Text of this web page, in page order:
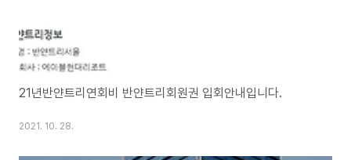
21년반얀트리연회비 반얀트리회원권 입회안내입니다.
2021. 10. 28.